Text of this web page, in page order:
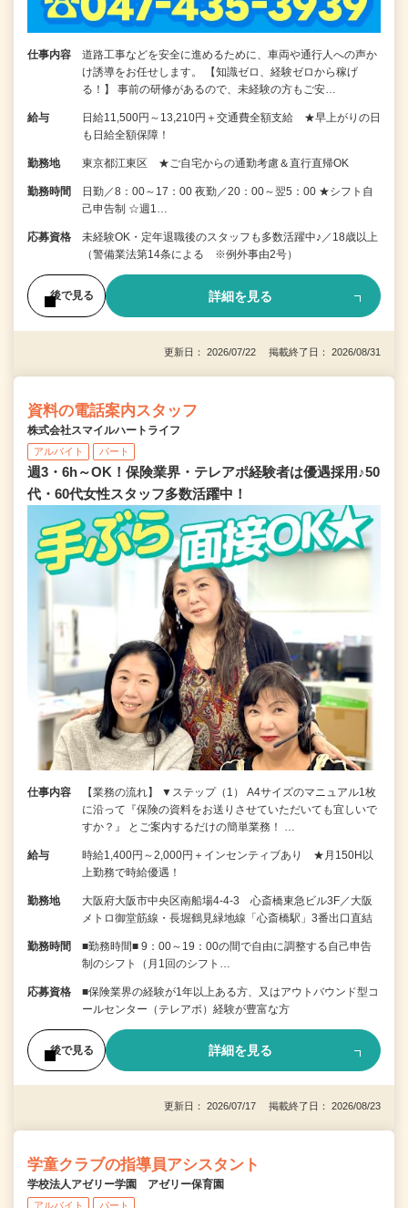
仕事内容
道路工事などを安全に進めるために、車両や通行人への声か
け誘導をお任せします。 【知識ゼロ、経験ゼロから稼げ
る！】 事前の研修があるので、未経験の方もご安…
給与
日給11,500円～13,210円＋交通費全額支給 ★早上がりの日
も日給全額保障！
勤務地 東京都江東区 ★ご自宅からの通勤考慮＆直行直帰OK
勤務時間
日勤／8：00～17：00 夜勤／20：00～翌5：00 ★シフト自
己申告制 ☆週1…
応募資格
未経験OK・定年退職後のスタッフも多数活躍中♪／18歳以上
（警備業法第14条による ※例外事由2号）
後で見る 詳細を見る
更新日： 2026/07/22 掲載終了日： 2026/08/31
資料の電話案内スタッフ
株式会社スマイルハートライフ
アルバイト パート
週3・6h～OK！保険業界・テレアポ経験者は優遇採用♪50
代・60代女性スタッフ多数活躍中！
仕事内容
【業務の流れ】 ▼ステップ（1） A4サイズのマニュアル1枚
に沿って『保険の資料をお送りさせていただいても宜しいで
すか？』 とご案内するだけの簡単業務！ …
給与
時給1,400円～2,000円＋インセンティブあり ★月150H以
上勤務で時給優遇！
勤務地
大阪府大阪市中央区南船場4-4-3 心斎橋東急ビル3F／大阪
メトロ御堂筋線・長堀鶴見緑地線「心斎橋駅」3番出口直結
勤務時間
■勤務時間■ 9：00～19：00の間で自由に調整する自己申告
制のシフト（月1回のシフト…
応募資格
■保険業界の経験が1年以上ある方、又はアウトバウンド型コ
ールセンター（テレアポ）経験が豊富な方
後で見る 詳細を見る
更新日： 2026/07/17 掲載終了日： 2026/08/23
学童クラブの指導員アシスタント
学校法人アゼリー学園 アゼリー保育園
アルバイト パート